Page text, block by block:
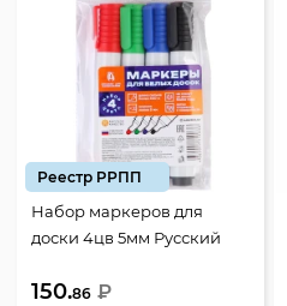
Реестр РРПП
Набор маркеров для
доски 4цв 5мм Русский
НФ-00006043
150.86 ₽